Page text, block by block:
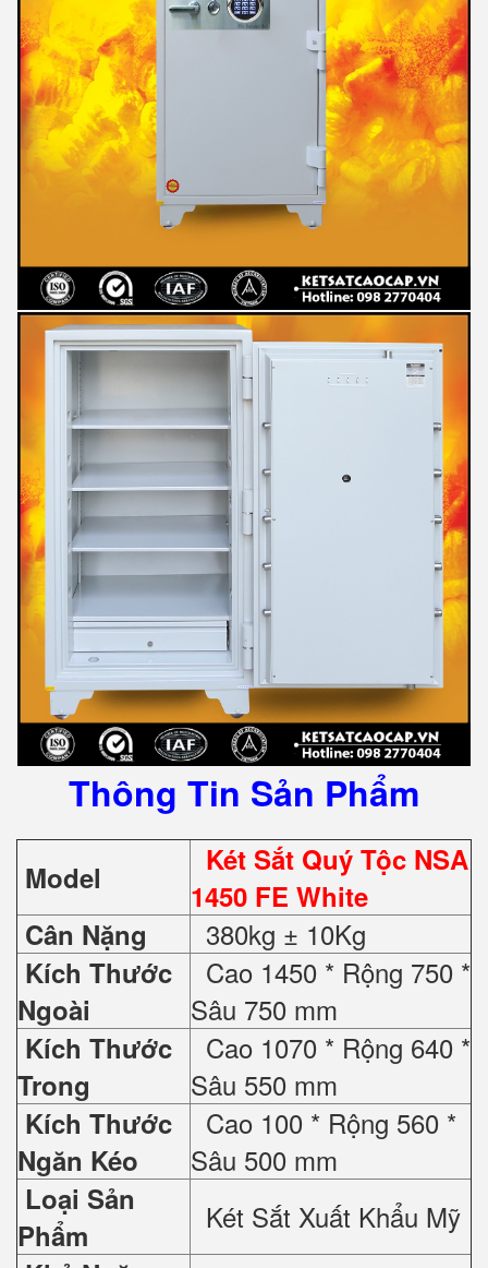
Thông Tin Sản Phẩm
Model
Két Sắt Quý Tộc NSA
1450 FE White
Cân Nặng
380kg ± 10Kg
Kích Thước
Ngoài
Cao 1450 * Rộng 750 *
Sâu 750 mm
Kích Thước
Trong
Cao 1070 * Rộng 640 *
Sâu 550 mm
Kích Thước
Ngăn Kéo
Cao 100 * Rộng 560 *
Sâu 500 mm
Loại Sản
Phẩm
Két Sắt Xuất Khẩu Mỹ